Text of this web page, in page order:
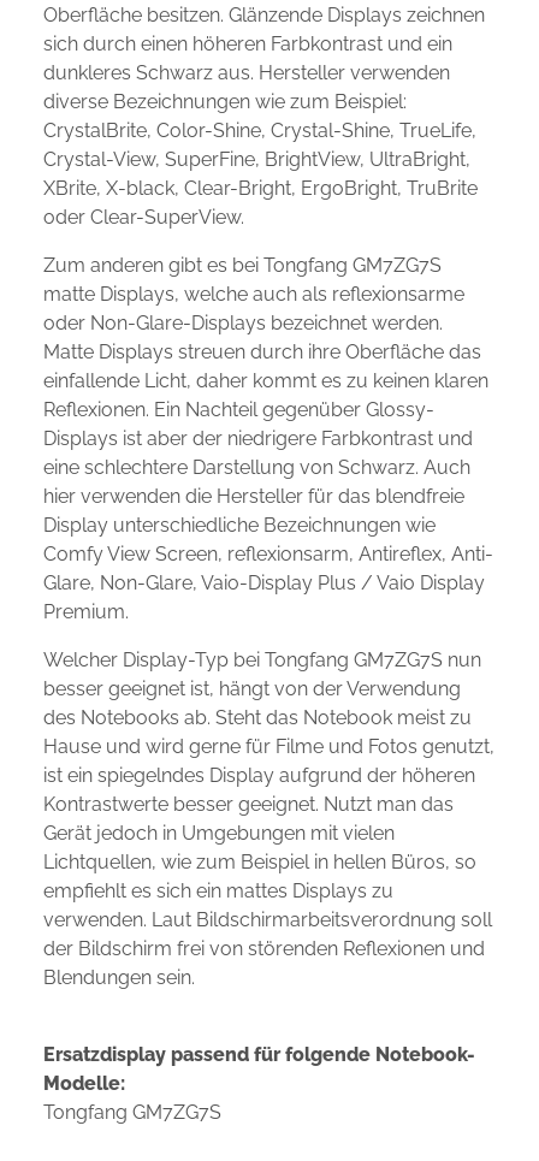
Oberfläche besitzen. Glänzende Displays zeichnen
sich durch einen höheren Farbkontrast und ein
dunkleres Schwarz aus. Hersteller verwenden
diverse Bezeichnungen wie zum Beispiel:
CrystalBrite, Color-Shine, Crystal-Shine, TrueLife,
Crystal-View, SuperFine, BrightView, UltraBright,
XBrite, X-black, Clear-Bright, ErgoBright, TruBrite
oder Clear-SuperView.
Zum anderen gibt es bei Tongfang GM7ZG7S
matte Displays, welche auch als reflexionsarme
oder Non-Glare-Displays bezeichnet werden.
Matte Displays streuen durch ihre Oberfläche das
einfallende Licht, daher kommt es zu keinen klaren
Reflexionen. Ein Nachteil gegenüber Glossy-
Displays ist aber der niedrigere Farbkontrast und
eine schlechtere Darstellung von Schwarz. Auch
hier verwenden die Hersteller für das blendfreie
Display unterschiedliche Bezeichnungen wie
Comfy View Screen, reflexionsarm, Antireflex, Anti-
Glare, Non-Glare, Vaio-Display Plus / Vaio Display
Premium.
Welcher Display-Typ bei Tongfang GM7ZG7S nun
besser geeignet ist, hängt von der Verwendung
des Notebooks ab. Steht das Notebook meist zu
Hause und wird gerne für Filme und Fotos genutzt,
ist ein spiegelndes Display aufgrund der höheren
Kontrastwerte besser geeignet. Nutzt man das
Gerät jedoch in Umgebungen mit vielen
Lichtquellen, wie zum Beispiel in hellen Büros, so
empfiehlt es sich ein mattes Displays zu
verwenden. Laut Bildschirmarbeitsverordnung soll
der Bildschirm frei von störenden Reflexionen und
Blendungen sein.
Ersatzdisplay passend für folgende Notebook-
Modelle:
Tongfang GM7ZG7S